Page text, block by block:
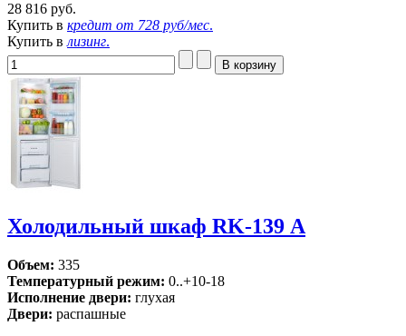
28 816 руб.
Купить в кредит от 728 руб/мес.
Купить в лизинг.
Холодильный шкаф RK-139 А
Объем: 335
Температурный режим: 0..+10-18
Исполнение двери: глухая
Двери: распашные